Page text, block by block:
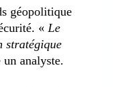
géopolitique
« Le
stratégique
analyste.